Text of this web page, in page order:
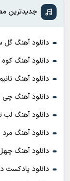
جدیدترین
دانلود آهنگ
دانلود آهنگ
دانلود آهنگ
دانلود آهنگ
دانلود آهنگ
دانلود آهنگ
دانلود آهنگ
دانلود پادکست ديپ سنس